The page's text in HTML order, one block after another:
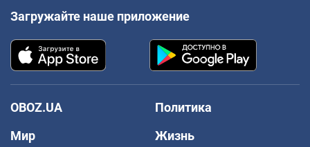
Загружайте наше приложение
OBOZ.UA
Политика
Мир
Жизнь